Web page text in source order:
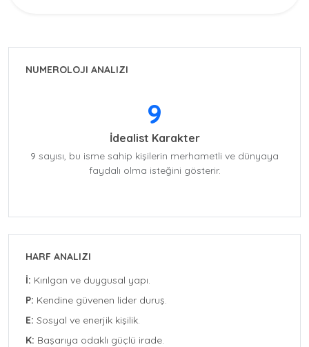
NUMEROLOJI ANALIZI
9
İdealist Karakter
9 sayısı, bu isme sahip kişilerin merhametli ve dünyaya
faydalı olma isteğini gösterir.
HARF ANALIZI
İ: Kırılgan ve duygusal yapı.
P: Kendine güvenen lider duruş.
E: Sosyal ve enerjik kişilik.
K: Başarıya odaklı güçlü irade.